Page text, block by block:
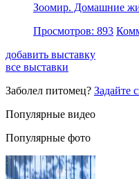
Зоомир. Домашние
Просмотров: 893
добавить выставку
все выставки
Заболел питомец? Задайте
Популярные видео
Популярные фото